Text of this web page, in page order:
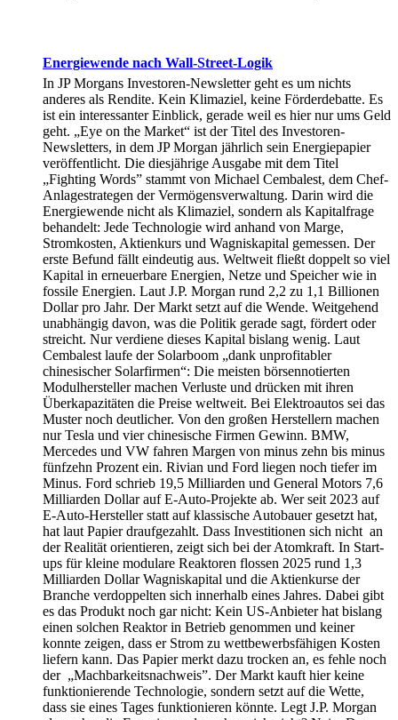
Energiewende nach Wall-Street-Logik
In JP Morgans Investoren-Newsletter geht es um nichts
anderes als Rendite. Kein Klimaziel, keine Förderdebatte. Es
ist ein interessanter Einblick, gerade weil es hier nur ums Geld
geht. „Eye on the Market“ ist der Titel des Investoren-
Newsletters, in dem JP Morgan jährlich sein Energiepapier
veröffentlicht. Die diesjährige Ausgabe mit dem Titel
„Fighting Words” stammt von Michael Cembalest, dem Chef-
Anlagestrategen der Vermögensverwaltung. Darin wird die
Energiewende nicht als Klimaziel, sondern als Kapitalfrage
behandelt: Jede Technologie wird anhand von Marge,
Stromkosten, Aktienkurs und Wagniskapital gemessen. Der
erste Befund fällt eindeutig aus. Weltweit fließt doppelt so viel
Kapital in erneuerbare Energien, Netze und Speicher wie in
fossile Energien. Laut J.P. Morgan rund 2,2 zu 1,1 Billionen
Dollar pro Jahr. Der Markt setzt auf die Wende. Weitgehend
unabhängig davon, was die Politik gerade sagt, fördert oder
streicht. Nur verdiene dieses Kapital bislang wenig. Laut
Cembalest laufe der Solarboom „dank unprofitabler
chinesischer Solarfirmen“: Die meisten börsennotierten
Modulhersteller machen Verluste und drücken mit ihren
Überkapazitäten die Preise weltweit. Bei Elektroautos sei das
Muster noch deutlicher. Von den großen Herstellern machen
nur Tesla und vier chinesische Firmen Gewinn. BMW,
Mercedes und VW fahren Margen von minus zehn bis minus
fünfzehn Prozent ein. Rivian und Ford liegen noch tiefer im
Minus. Ford schrieb 19,5 Milliarden und General Motors 7,6
Milliarden Dollar auf E-Auto-Projekte ab. Wer seit 2023 auf
E-Auto-Hersteller statt auf klassische Autobauer gesetzt hat,
hat laut Papier draufgezahlt. Dass Investitionen sich nicht an
der Realität orientieren, zeigt sich bei der Atomkraft. In Start-
ups für kleine modulare Reaktoren flossen 2025 rund 1,3
Milliarden Dollar Wagniskapital und die Aktienkurse der
Branche verdoppelten sich innerhalb eines Jahres. Dabei gibt
es das Produkt noch gar nicht: Kein US-Anbieter hat bislang
einen solchen Reaktor in Betrieb genommen und keiner
konnte zeigen, dass er Strom zu wettbewerbsfähigen Kosten
liefern kann. Das Papier merkt dazu trocken an, es fehle noch
der „Machbarkeitsnachweis”. Der Markt kauft hier keine
funktionierende Technologie, sondern setzt auf die Wette,
dass sie eines Tages funktionieren könnte. Legt J.P. Morgan